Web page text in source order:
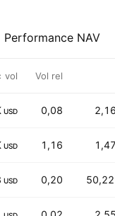
Performance NAV
vol Vol rel
USD 0,08
USD 1,16
USD 0,20